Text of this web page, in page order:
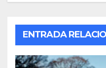
ENTRADA